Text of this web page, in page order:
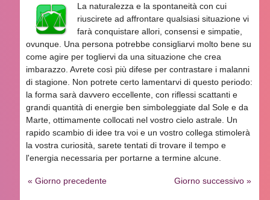
La naturalezza e la spontaneità con cui
riuscirete ad affrontare qualsiasi situazione vi
farà conquistare allori, consensi e simpatie,
ovunque. Una persona potrebbe consigliarvi molto bene su
come agire per togliervi da una situazione che crea
imbarazzo. Avrete così più difese per contrastare i malanni
di stagione. Non potrete certo lamentarvi di questo periodo:
la forma sarà davvero eccellente, con riflessi scattanti e
grandi quantità di energie ben simboleggiate dal Sole e da
Marte, ottimamente collocati nel vostro cielo astrale. Un
rapido scambio di idee tra voi e un vostro collega stimolerà
la vostra curiosità, sarete tentati di trovare il tempo e
l'energia necessaria per portarne a termine alcune.
« Giorno precedente Giorno successivo »